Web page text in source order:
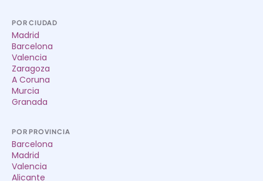
POR CIUDAD
Madrid
Barcelona
Valencia
Zaragoza
A Coruna
Murcia
Granada
POR PROVINCIA
Barcelona
Madrid
Valencia
Alicante